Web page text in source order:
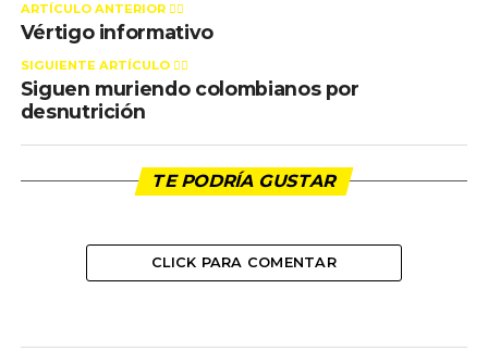
ARTÍCULO ANTERIOR 👉🏻
Vértigo informativo
SIGUIENTE ARTÍCULO 👈🏻
Siguen muriendo colombianos por
desnutrición
TE PODRÍA GUSTAR
CLICK PARA COMENTAR